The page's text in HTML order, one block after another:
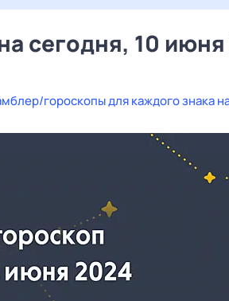
сегодня, 10
гороскопы для каждого знака